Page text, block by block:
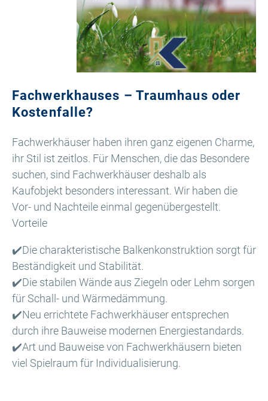
Fachwerkhauses – Traumhaus oder
Kostenfalle?
Fachwerkhäuser haben ihren ganz eigenen Charme,
ihr Stil ist zeitlos. Für Menschen, die das Besondere
suchen, sind Fachwerkhäuser deshalb als
Kaufobjekt besonders interessant. Wir haben die
Vor- und Nachteile einmal gegenübergestellt.
Vorteile
✔️Die charakteristische Balkenkonstruktion sorgt für
Beständigkeit und Stabilität.
✔️Die stabilen Wände aus Ziegeln oder Lehm sorgen
für Schall- und Wärmedämmung.
✔️Neu errichtete Fachwerkhäuser entsprechen
durch ihre Bauweise modernen Energiestandards.
✔️Art und Bauweise von Fachwerkhäusern bieten
viel Spielraum für Individualisierung.